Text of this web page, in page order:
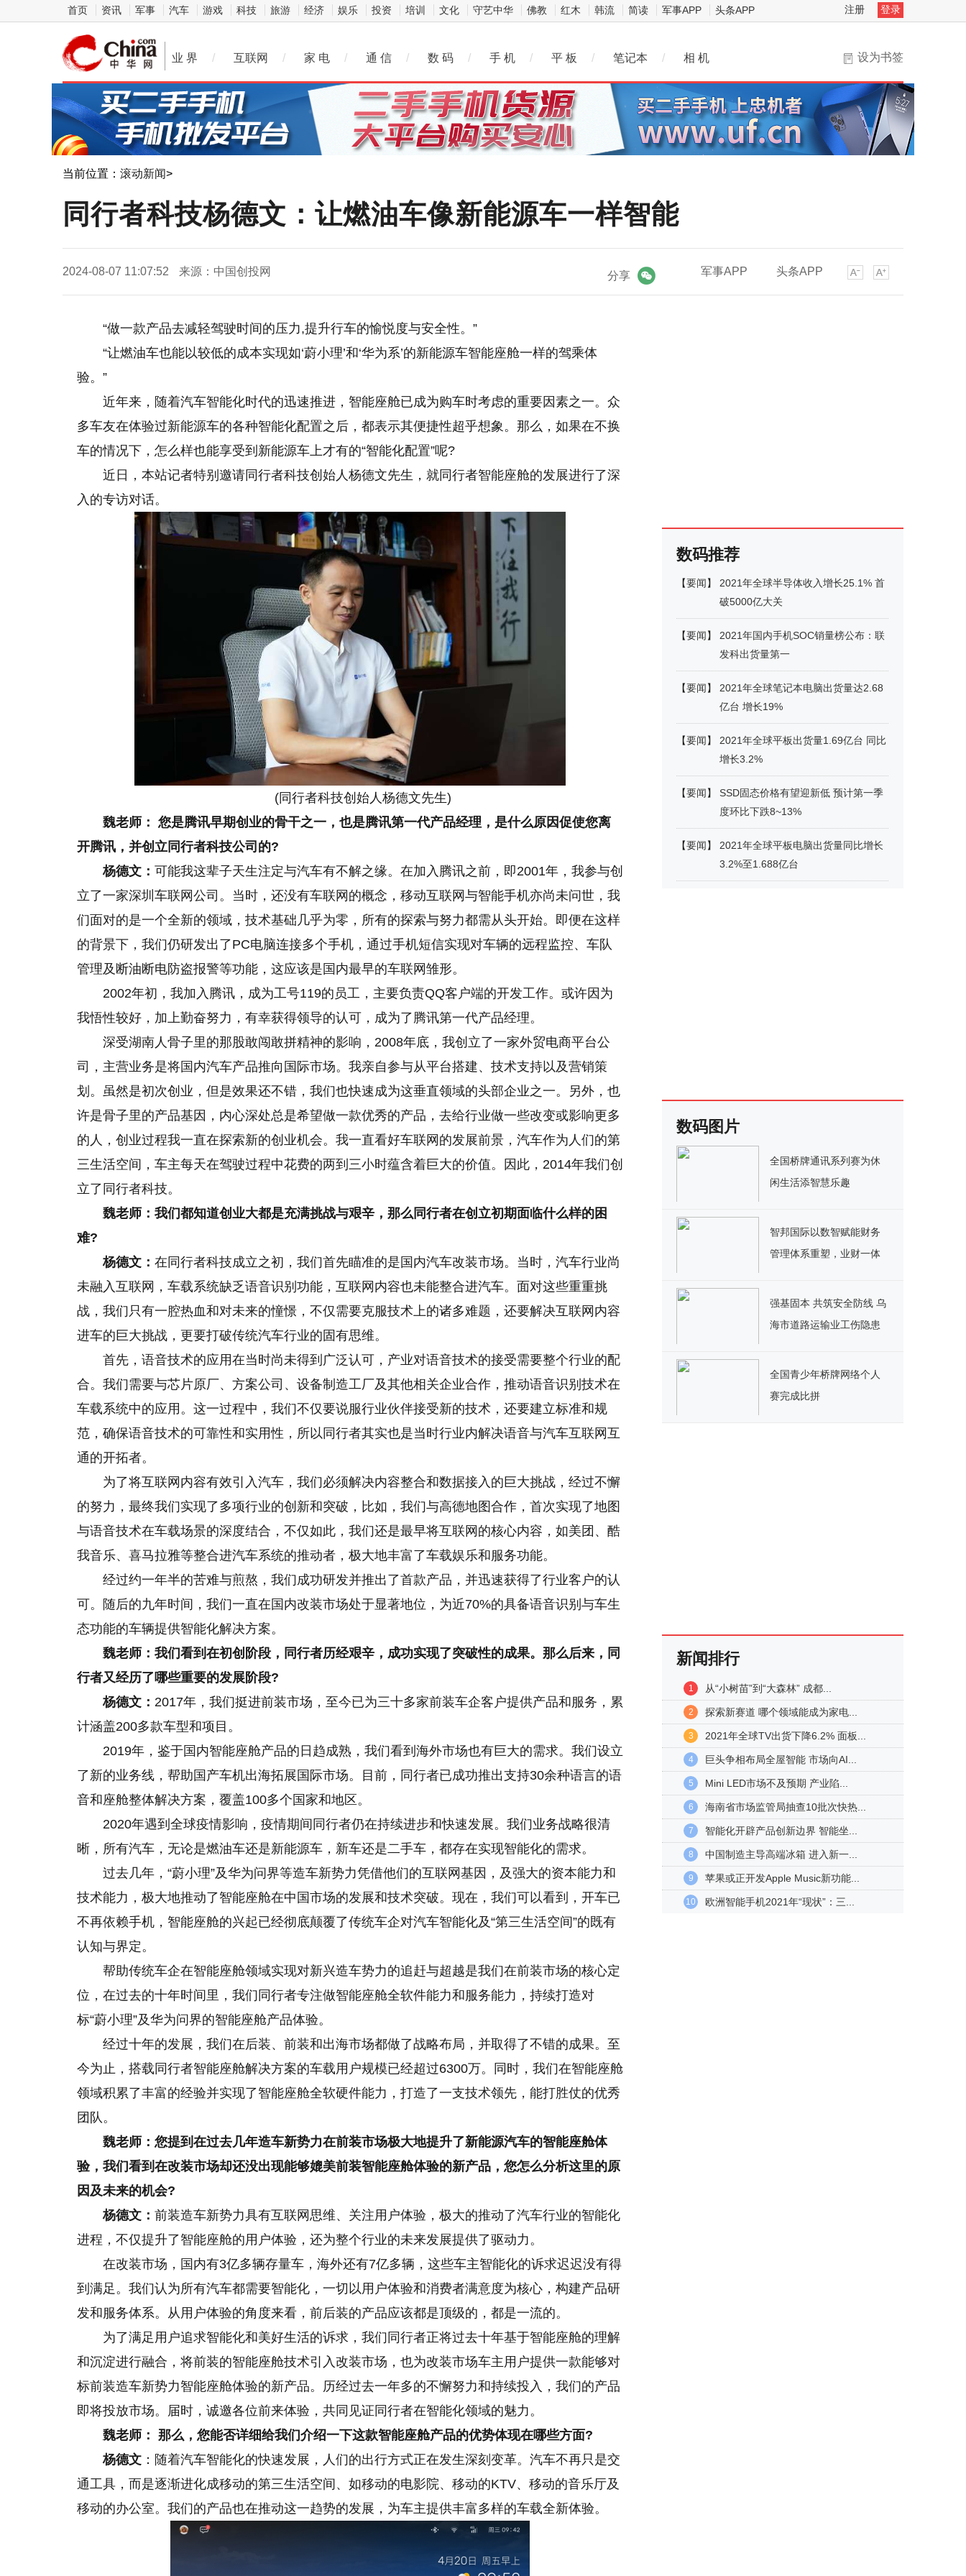
首页 资讯 军事 汽车 游戏 科技 旅游 经济 娱乐 投资 培训 文化 守艺中华 佛教 红木 韩流 简读 军事APP 头条APP 注册 登录
设为书签
业 界 / 互联网 / 家 电 / 通 信 / 数 码 / 手 机 / 平 板 / 笔记本 / 相 机
当前位置： 滚动新闻>
同行者科技杨德文：让燃油车像新能源车一样智能
2024-08-07 11:07:52 来源：中国创投网 军事APP 头条APP
分享
“做一款产品去减轻驾驶时间的压力,提升行车的愉悦度与安全性。”
“让燃油车也能以较低的成本实现如‘蔚小理’和‘华为系’的新能源车智能座舱一样的驾乘体
验。”
近年来，随着汽车智能化时代的迅速推进，智能座舱已成为购车时考虑的重要因素之一。众
多车友在体验过新能源车的各种智能化配置之后，都表示其便捷性超乎想象。那么，如果在不换
车的情况下，怎么样也能享受到新能源车上才有的“智能化配置”呢?
近日，本站记者特别邀请同行者科技创始人杨德文先生，就同行者智能座舱的发展进行了深
入的专访对话。
(同行者科技创始人杨德文先生)
魏老师： 您是腾讯早期创业的骨干之一，也是腾讯第一代产品经理，是什么原因促使您离
开腾讯，并创立同行者科技公司的?
杨德文： 可能我这辈子天生注定与汽车有不解之缘。在加入腾讯之前，即2001年，我参与创
立了一家深圳车联网公司。当时，还没有车联网的概念，移动互联网与智能手机亦尚未问世，我
们面对的是一个全新的领域，技术基础几乎为零，所有的探索与努力都需从头开始。即便在这样
的背景下，我们仍研发出了PC电脑连接多个手机，通过手机短信实现对车辆的远程监控、车队
管理及断油断电防盗报警等功能，这应该是国内最早的车联网雏形。
2002年初，我加入腾讯，成为工号119的员工，主要负责QQ客户端的开发工作。或许因为
我悟性较好，加上勤奋努力，有幸获得领导的认可，成为了腾讯第一代产品经理。
深受湖南人骨子里的那股敢闯敢拼精神的影响，2008年底，我创立了一家外贸电商平台公
司，主营业务是将国内汽车产品推向国际市场。我亲自参与从平台搭建、技术支持以及营销策
划。虽然是初次创业，但是效果还不错，我们也快速成为这垂直领域的头部企业之一。另外，也
许是骨子里的产品基因，内心深处总是希望做一款优秀的产品，去给行业做一些改变或影响更多
的人，创业过程我一直在探索新的创业机会。我一直看好车联网的发展前景，汽车作为人们的第
三生活空间，车主每天在驾驶过程中花费的两到三小时蕴含着巨大的价值。因此，2014年我们创
立了同行者科技。
魏老师：我们都知道创业大都是充满挑战与艰辛，那么同行者在创立初期面临什么样的困
难?
杨德文： 在同行者科技成立之初，我们首先瞄准的是国内汽车改装市场。当时，汽车行业尚
未融入互联网，车载系统缺乏语音识别功能，互联网内容也未能整合进汽车。面对这些重重挑
战，我们只有一腔热血和对未来的憧憬，不仅需要克服技术上的诸多难题，还要解决互联网内容
进车的巨大挑战，更要打破传统汽车行业的固有思维。
首先，语音技术的应用在当时尚未得到广泛认可，产业对语音技术的接受需要整个行业的配
合。我们需要与芯片原厂、方案公司、设备制造工厂及其他相关企业合作，推动语音识别技术在
车载系统中的应用。这一过程中，我们不仅要说服行业伙伴接受新的技术，还要建立标准和规
范，确保语音技术的可靠性和实用性，所以同行者其实也是当时行业内解决语音与汽车互联网互
通的开拓者。
为了将互联网内容有效引入汽车，我们必须解决内容整合和数据接入的巨大挑战，经过不懈
的努力，最终我们实现了多项行业的创新和突破，比如，我们与高德地图合作，首次实现了地图
与语音技术在车载场景的深度结合，不仅如此，我们还是最早将互联网的核心内容，如美团、酷
我音乐、喜马拉雅等整合进汽车系统的推动者，极大地丰富了车载娱乐和服务功能。
经过约一年半的苦难与煎熬，我们成功研发并推出了首款产品，并迅速获得了行业客户的认
可。随后的九年时间，我们一直在国内改装市场处于显著地位，为近70%的具备语音识别与车生
态功能的车辆提供智能化解决方案。
魏老师：我们看到在初创阶段，同行者历经艰辛，成功实现了突破性的成果。那么后来，同
行者又经历了哪些重要的发展阶段?
杨德文： 2017年，我们挺进前装市场，至今已为三十多家前装车企客户提供产品和服务，累
计涵盖200多款车型和项目。
2019年，鉴于国内智能座舱产品的日趋成熟，我们看到海外市场也有巨大的需求。我们设立
了新的业务线，帮助国产车机出海拓展国际市场。目前，同行者已成功推出支持30余种语言的语
音和座舱整体解决方案，覆盖100多个国家和地区。
2020年遇到全球疫情影响，疫情期间同行者仍在持续进步和快速发展。我们业务战略很清
晰，所有汽车，无论是燃油车还是新能源车，新车还是二手车，都存在实现智能化的需求。
过去几年，“蔚小理”及华为问界等造车新势力凭借他们的互联网基因，及强大的资本能力和
技术能力，极大地推动了智能座舱在中国市场的发展和技术突破。现在，我们可以看到，开车已
不再依赖手机，智能座舱的兴起已经彻底颠覆了传统车企对汽车智能化及“第三生活空间”的既有
认知与界定。
帮助传统车企在智能座舱领域实现对新兴造车势力的追赶与超越是我们在前装市场的核心定
位，在过去的十年时间里，我们同行者专注做智能座舱全软件能力和服务能力，持续打造对
标“蔚小理”及华为问界的智能座舱产品体验。
经过十年的发展，我们在后装、前装和出海市场都做了战略布局，并取得了不错的成果。至
今为止，搭载同行者智能座舱解决方案的车载用户规模已经超过6300万。同时，我们在智能座舱
领域积累了丰富的经验并实现了智能座舱全软硬件能力，打造了一支技术领先，能打胜仗的优秀
团队。
魏老师：您提到在过去几年造车新势力在前装市场极大地提升了新能源汽车的智能座舱体
验，我们看到在改装市场却还没出现能够媲美前装智能座舱体验的新产品，您怎么分析这里的原
因及未来的机会?
杨德文： 前装造车新势力具有互联网思维、关注用户体验，极大的推动了汽车行业的智能化
进程，不仅提升了智能座舱的用户体验，还为整个行业的未来发展提供了驱动力。
在改装市场，国内有3亿多辆存量车，海外还有7亿多辆，这些车主智能化的诉求迟迟没有得
到满足。我们认为所有汽车都需要智能化，一切以用户体验和消费者满意度为核心，构建产品研
发和服务体系。从用户体验的角度来看，前后装的产品应该都是顶级的，都是一流的。
为了满足用户追求智能化和美好生活的诉求，我们同行者正将过去十年基于智能座舱的理解
和沉淀进行融合，将前装的智能座舱技术引入改装市场，也为改装市场车主用户提供一款能够对
标前装造车新势力智能座舱体验的新产品。历经过去一年多的不懈努力和持续投入，我们的产品
即将投放市场。届时，诚邀各位前来体验，共同见证同行者在智能化领域的魅力。
魏老师： 那么，您能否详细给我们介绍一下这款智能座舱产品的优势体现在哪些方面?
杨德文 ：随着汽车智能化的快速发展，人们的出行方式正在发生深刻变革。汽车不再只是交
通工具，而是逐渐进化成移动的第三生活空间、如移动的电影院、移动的KTV、移动的音乐厅及
移动的办公室。我们的产品也在推动这一趋势的发展，为车主提供丰富多样的车载全新体验。
数码推荐
【要闻】
2021年全球半导体收入增长25.1% 首
破5000亿大关
【要闻】
2021年国内手机SOC销量榜公布：联
发科出货量第一
【要闻】
2021年全球笔记本电脑出货量达2.68
亿台 增长19%
【要闻】
2021年全球平板出货量1.69亿台 同比
增长3.2%
【要闻】
SSD固态价格有望迎新低 预计第一季
度环比下跌8~13%
【要闻】
2021年全球平板电脑出货量同比增长
3.2%至1.688亿台
数码图片
全国桥牌通讯系列赛为休
闲生活添智慧乐趣
智邦国际以数智赋能财务
管理体系重塑，业财一体
效
强基固本 共筑安全防线 乌
海市道路运输业工伤隐患
开班
全国青少年桥牌网络个人
赛完成比拼
新闻排行
1 从“小树苗”到“大森林” 成都...
2 探索新赛道 哪个领域能成为家电...
3 2021年全球TV出货下降6.2% 面板...
4 巨头争相布局全屋智能 市场向AI...
5 Mini LED市场不及预期 产业陷...
6 海南省市场监管局抽查10批次快热...
7 智能化开辟产品创新边界 智能坐...
8 中国制造主导高端冰箱 进入新一...
9 苹果或正开发Apple Music新功能...
10 欧洲智能手机2021年“现状”：三...